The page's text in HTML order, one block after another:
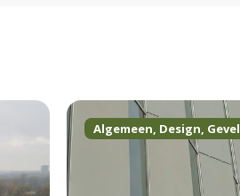
Algemeen, Design, Gevel